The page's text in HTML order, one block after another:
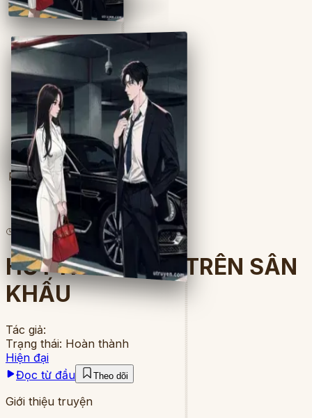
Full
lượt đọc· 22 chương
HỦY HÔN NGAY TRÊN SÂN
KHẤU
Tác giả:
Trạng thái: Hoàn thành
Hiện đại
Đọc từ đầu
Theo dõi
Giới thiệu truyện